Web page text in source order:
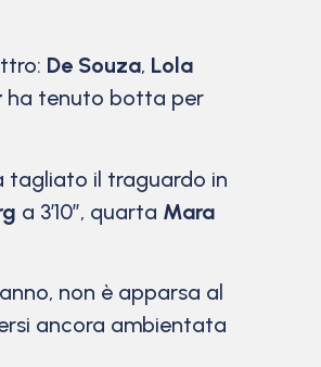
De Souza, Lola
ha tenuto botta per
tagliato il traguardo in
a 3’10”, quarta Mara
non è apparsa al
ancora ambientata